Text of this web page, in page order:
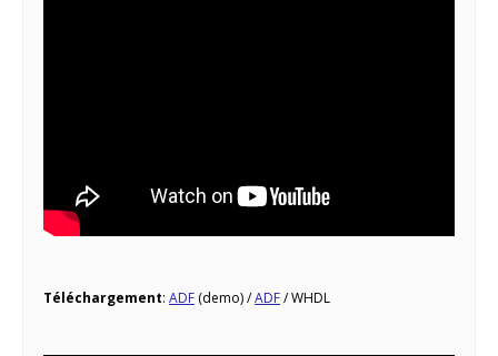
Téléchargement: ADF (demo) /ADF/ WHDL